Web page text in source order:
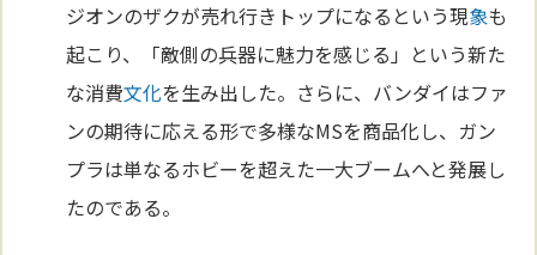
ジオンのザクが売れ行きトップになるという現象も
起こり、「敵側の兵器に魅力を感じる」という新た
な消費文化を生み出した。さらに、バンダイはファ
ンの期待に応える形で多様なMSを商品化し、ガン
プラは単なるホビーを超えた一大ブームへと発展し
たのである。